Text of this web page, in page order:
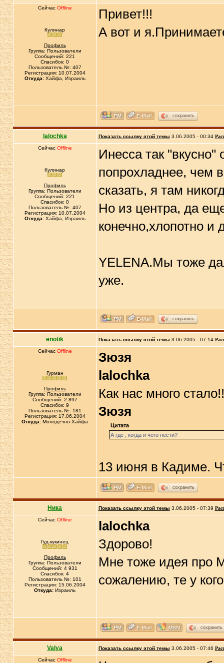
Сейчас Offline
Кулинар
Профиль
Группа: Пользователи
Сообщений: 221
Спасибок: 0
Пользователь №: 407
Регистрация: 10.07.2004
Откуда:Хайфа, Израиль
Привет!!!
А вот и
сохранить
lalochka Показать ссылку этой темы 3.06.2005 - 00:34
Сейчас Offline
Кулинар
Профиль
Группа: Пользователи
Сообщений: 221
Спасибок: 0
Пользователь №: 407
Регистрация: 10.07.2004
Откуда:Хайфа, Израиль
Инесса так
попрохладнее, чем
сказать, я там
Но из центра, да
конечно,хлопотно и
YELENA.Мы тоже
уже.
сохранить
enotik Показать ссылку этой темы 3.06.2005 - 07:14
Сейчас Offline
Гурман
Профиль
Группа: Пользователи
Сообщений: 2 897
Спасибок: 9
Пользователь №: 181
Регистрация: 17.06.2004
Откуда: Молодечно-Хайфа
Зюзя
lalochka
Как нас много
Зюзя
Цитата
А где , когда и чего нести?
13 июня в Кадиме.
сохранить
Ника Показать ссылку этой темы 3.06.2005 - 07:39
Сейчас Offline
Гуд-кукинец
Профиль
Группа: Пользователи
Сообщений: 4 931
Спасибок: 4
Пользователь №: 101
Регистрация: 15.06.2004
Откуда: Израиль
lalochka
Здорово!
Мне тоже идея про
сожалению, те у
сохранить
Valya Показать ссылку этой темы 3.06.2005 - 07:46
Сейчас Offline